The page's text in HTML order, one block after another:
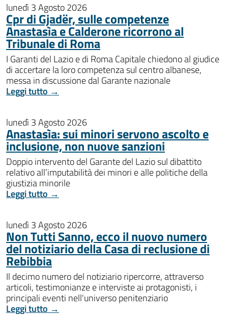
lunedì 3 Agosto 2026
Cpr di Gjadër, sulle competenze
Anastasìa e Calderone ricorrono al
Tribunale di Roma
I Garanti del Lazio e di Roma Capitale chiedono al giudice
di accertare la loro competenza sul centro albanese,
messa in discussione dal Garante nazionale
Leggi tutto →
lunedì 3 Agosto 2026
Anastasìa: sui minori servono ascolto e
inclusione, non nuove sanzioni
Doppio intervento del Garante del Lazio sul dibattito
relativo all’imputabilità dei minori e alle politiche della
giustizia minorile
Leggi tutto →
lunedì 3 Agosto 2026
Non Tutti Sanno, ecco il nuovo numero
del notiziario della Casa di reclusione di
Rebibbia
Il decimo numero del notiziario ripercorre, attraverso
articoli, testimonianze e interviste ai protagonisti, i
principali eventi nell'universo penitenziario
Leggi tutto →